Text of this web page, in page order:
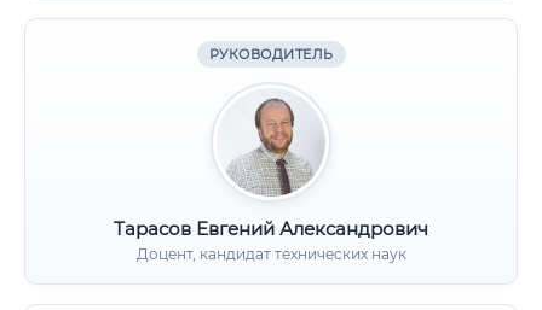
РУКОВОДИТЕЛЬ
Тарасов Евгений Александрович
Доцент, кандидат технических наук